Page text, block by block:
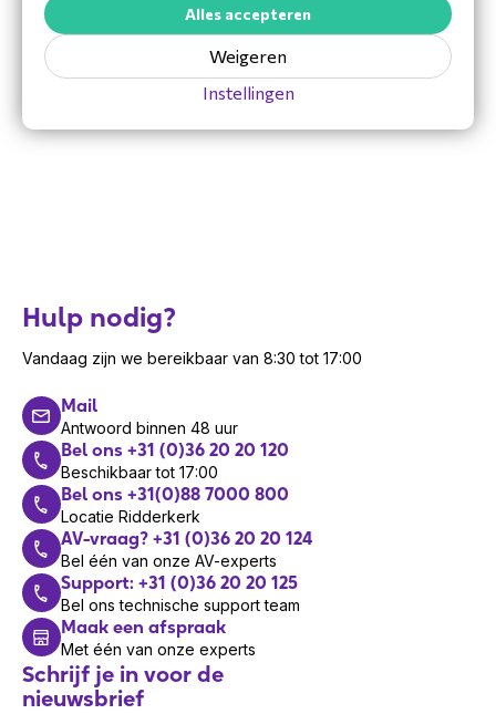
Hulp nodig?
Vandaag zijn we bereikbaar van 8:30 tot 17:00
Mail
Antwoord binnen 48 uur
Bel ons +31 (0)36 20 20 120
Beschikbaar tot 17:00
Bel ons +31(0)88 7000 800
Locatie Ridderkerk
AV-vraag? +31 (0)36 20 20 124
Bel één van onze AV-experts
Support: +31 (0)36 20 20 125
Bel ons technische support team
Maak een afspraak
Met één van onze experts
Schrijf je in voor de
nieuwsbrief
Instellingen
Weigeren
Alles accepteren